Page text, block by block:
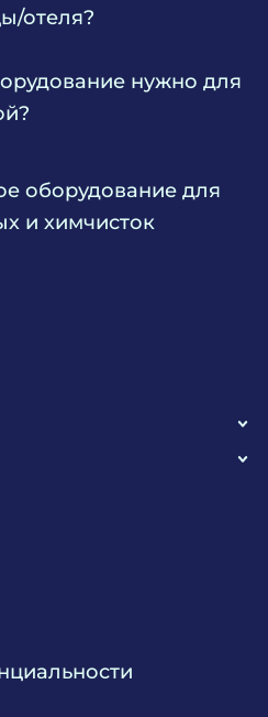
отеля?
нужно для
оборудование для
и химчисток
и запасных частей
работы